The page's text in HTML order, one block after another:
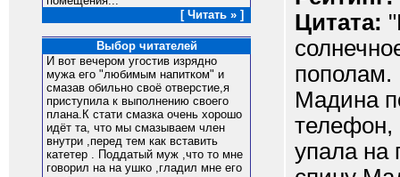
[ Читать » ]
Выбор читателей
И вот вечером угостив изрядно
мужа его "любимым напитком" и
смазав обильно своё отверстие,я
приступила к выполнению своего
плана.К стати смазка очень хорошо
идёт та, что мы смазываем член
внутри ,перед тем как вставить
катетер . Поддатый муж ,что то мне
говорил на на ушко ,гладил мне его
Цитата:
пополам.
Мадина
телефон,
упала на